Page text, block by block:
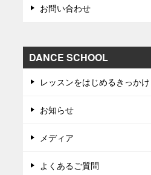
お問い合わせ
DANCE SCHOOL
レッスンをはじめるきっかけ
お知らせ
メディア
よくあるご質問